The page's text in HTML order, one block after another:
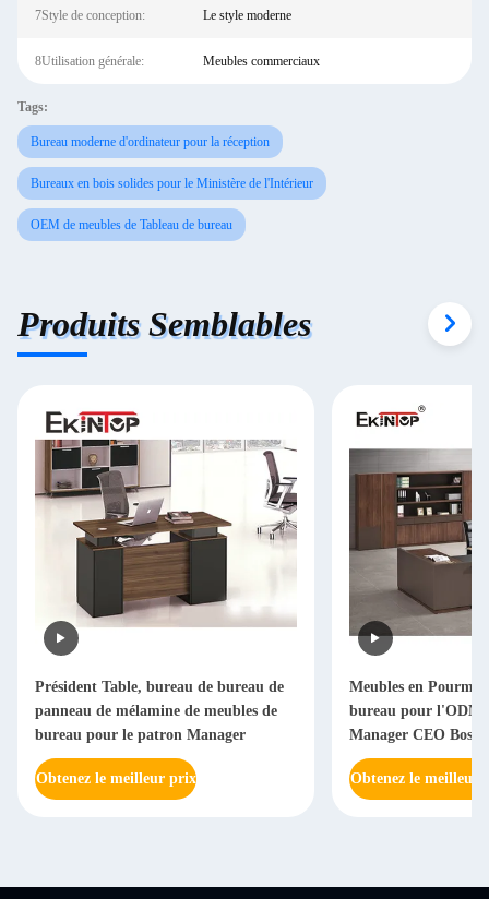
7Style de conception: Le style moderne
8Utilisation générale: Meubles commerciaux
Tags:
Bureau moderne d'ordinateur pour la réception
Bureaux en bois solides pour le Ministère de l'Intérieur
OEM de meubles de Tableau de bureau
Produits Semblables
Président Table, bureau de bureau de
panneau de mélamine de meubles de
bureau pour le patron Manager
Obtenez le meilleur prix
Meubles en Pourme
bureau pour l'ODM
Manager CEO Boss
Obtenez le meilleur